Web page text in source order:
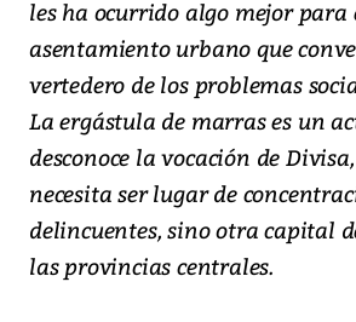
les ha ocurrido algo mejor
asentamiento urbano que
vertedero de los problemas
La ergástula de marras es un
desconoce la vocación de
necesita ser lugar de
delincuentes, sino otra capital
las provincias centrales.